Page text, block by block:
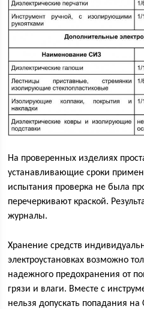
На проверенных изделиях
устанавливающие сроки
испытания проверка не была
перечеркивают краской.
журналы.
Хранение средств
электроустановках возможно
надежного предохранения от
грязи и влаги. Вместе с
нельзя допускать попадания